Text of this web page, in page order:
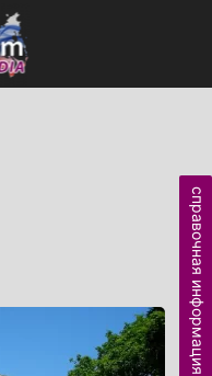
справочная информация